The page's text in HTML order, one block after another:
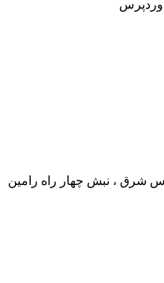
شرق ، نبش چهار راه رامین